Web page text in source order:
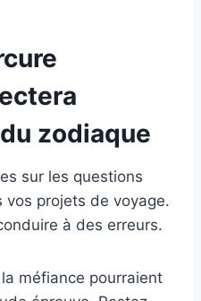
zodiaque
sur les questions
vos projets de voyage.
à des erreurs.
méfiance pourraient